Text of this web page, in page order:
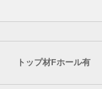
トップ材Fホール有